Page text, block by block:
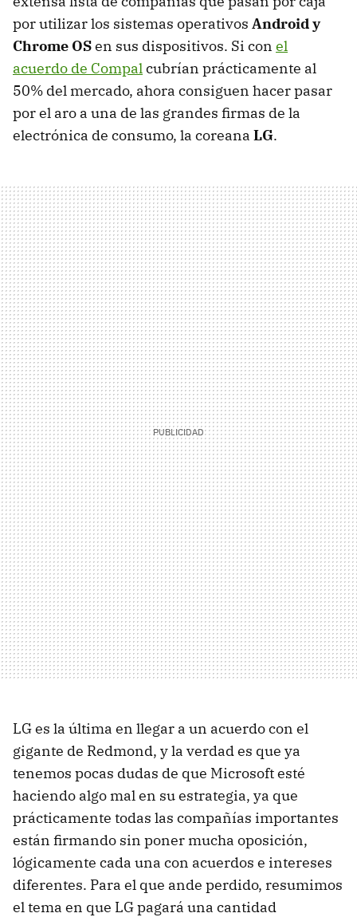
por utilizar los sistemas operativos Android y
Chrome OSen sus dispositivos. Si con el
acuerdo de Compalcubrían prácticamente al
50% del mercado, ahora consiguen hacer pasar
por el aro a una de las grandes firmas de la
electrónica de consumo, la coreana LG.
LG es la última en llegar a un acuerdo con el
gigante de Redmond, y la verdad es que ya
tenemos pocas dudas de que Microsoft esté
haciendo algo mal en su estrategia, ya que
prácticamente todas las compañías importantes
están firmando sin poner mucha oposición,
lógicamente cada una con acuerdos e intereses
diferentes. Para el que ande perdido, resumimos
el tema en que LG pagará una cantidad